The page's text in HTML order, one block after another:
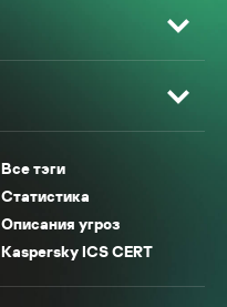
Все тэги
Статистика
Описания угроз
Kaspersky ICS CERT